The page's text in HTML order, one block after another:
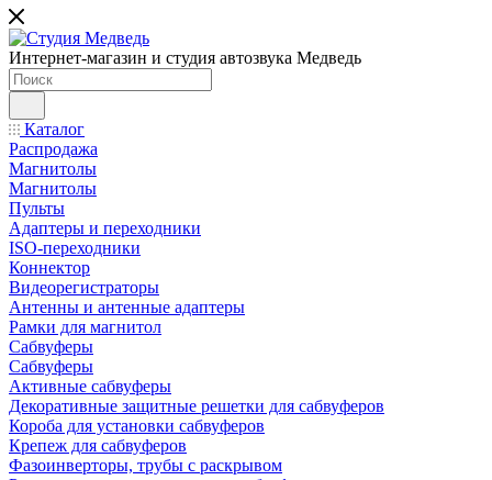
Интернет-магазин и студия автозвука Медведь
Каталог
Распродажа
Магнитолы
Магнитолы
Пульты
Адаптеры и переходники
ISO-переходники
Коннектор
Видеорегистраторы
Антенны и антенные адаптеры
Рамки для магнитол
Сабвуферы
Сабвуферы
Активные сабвуферы
Декоративные защитные решетки для сабвуферов
Короба для установки сабвуферов
Крепеж для сабвуферов
Фазоинверторы, трубы с раскрывом